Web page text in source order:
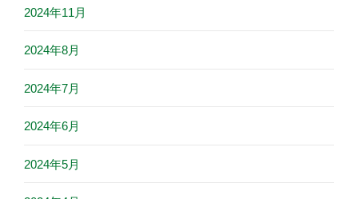
2024年11月
2024年8月
2024年7月
2024年6月
2024年5月